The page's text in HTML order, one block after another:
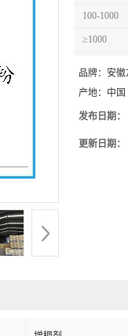
100-1000
≥1000
品牌： 安徽
产地： 中国
发布日期：
更新日期：